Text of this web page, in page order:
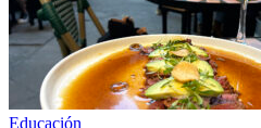
Educación